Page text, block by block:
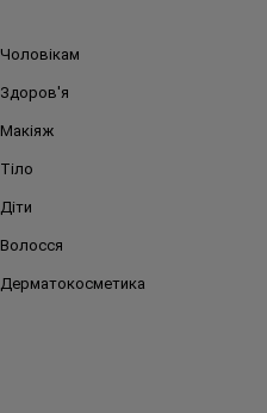
Чоловікам
Здоров'я
Макіяж
Тіло
Діти
Волосся
Дерматокосметика